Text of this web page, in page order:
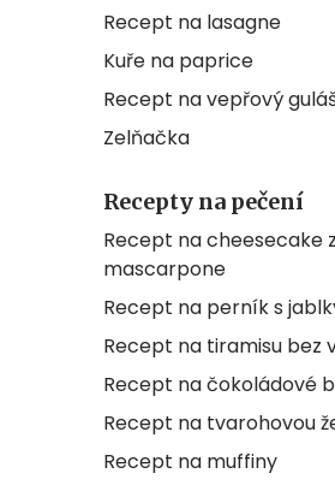
Recept na lasagne
Kuře na paprice
Recept na vepřový
Zelňačka
Recepty na pečení
Recept na cheesecake z
mascarpone
Recept na perník s
Recept na tiramisu bez
Recept na čokoládové
Recept na tvarohovou
Recept na muffiny